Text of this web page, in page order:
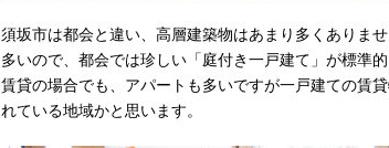
須坂市は都会と違い、高層建築物はあまり多くありま
多いので、都会では珍しい「庭付き一戸建て」が標準
賃貸の場合でも、アパートも多いですが一戸建ての賃
れている地域かと思います。